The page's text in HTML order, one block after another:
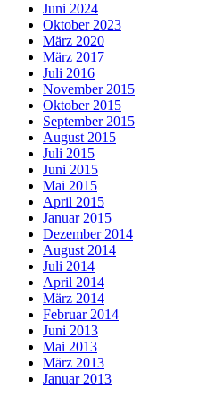
Juni 2024
Oktober 2023
März 2020
März 2017
Juli 2016
November 2015
Oktober 2015
September 2015
August 2015
Juli 2015
Juni 2015
Mai 2015
April 2015
Januar 2015
Dezember 2014
August 2014
Juli 2014
April 2014
März 2014
Februar 2014
Juni 2013
Mai 2013
März 2013
Januar 2013